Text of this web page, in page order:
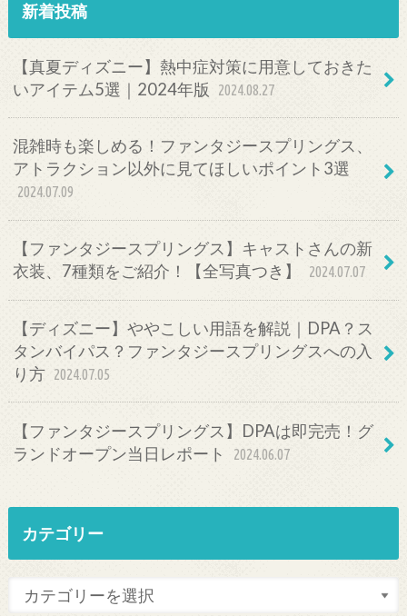
新着投稿
【真夏ディズニー】熱中症対策に用意しておきた
いアイテム5選｜2024年版
2024.08.27
混雑時も楽しめる！ファンタジースプリングス、
アトラクション以外に見てほしいポイント3選
2024.07.09
【ファンタジースプリングス】キャストさんの新
衣装、7種類をご紹介！【全写真つき】
2024.07.07
【ディズニー】ややこしい用語を解説｜DPA？ス
タンバイパス？ファンタジースプリングスへの入
り方 2024.07.05
【ファンタジースプリングス】DPAは即完売！グ
ランドオープン当日レポート
2024.06.07
カテゴリー